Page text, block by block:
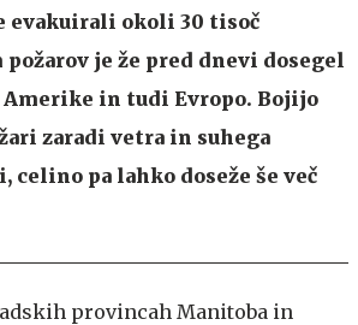
evakuirali okoli 30 tisoč
je že pred dnevi dosegel
Amerike in tudi Evropo. Bojijo
zaradi vetra in suhega
celino pa lahko doseže še več
provincah Manitoba in